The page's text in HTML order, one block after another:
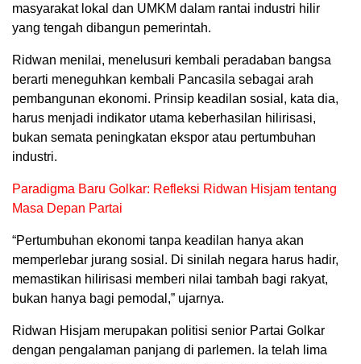
masyarakat lokal dan UMKM dalam rantai industri hilir
yang tengah dibangun pemerintah.
Ridwan menilai, menelusuri kembali peradaban bangsa
berarti meneguhkan kembali Pancasila sebagai arah
pembangunan ekonomi. Prinsip keadilan sosial, kata dia,
harus menjadi indikator utama keberhasilan hilirisasi,
bukan semata peningkatan ekspor atau pertumbuhan
industri.
Paradigma Baru Golkar: Refleksi Ridwan Hisjam tentang
Masa Depan Partai
“Pertumbuhan ekonomi tanpa keadilan hanya akan
memperlebar jurang sosial. Di sinilah negara harus hadir,
memastikan hilirisasi memberi nilai tambah bagi rakyat,
bukan hanya bagi pemodal,” ujarnya.
Ridwan Hisjam merupakan politisi senior Partai Golkar
dengan pengalaman panjang di parlemen. Ia telah lima